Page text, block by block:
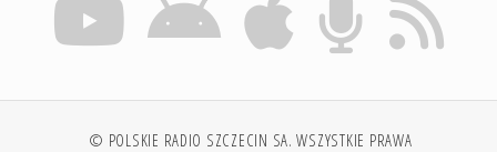
© POLSKIE RADIO SZCZECIN SA. WSZYSTKIE PRAWA